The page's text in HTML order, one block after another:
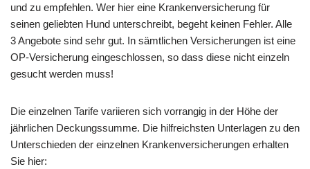
und zu empfehlen. Wer hier eine Krankenversicherung für
seinen geliebten Hund unterschreibt, begeht keinen Fehler. Alle
3 Angebote sind sehr gut. In sämtlichen Versicherungen ist eine
OP-Versicherung eingeschlossen, so dass diese nicht einzeln
gesucht werden muss!
Die einzelnen Tarife variieren sich vorrangig in der Höhe der
jährlichen Deckungssumme. Die hilfreichsten Unterlagen zu den
Unterschieden der einzelnen Krankenversicherungen erhalten
Sie hier: